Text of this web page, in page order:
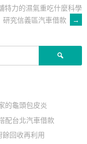
特力的濕氣重吃什麼科學
研究信義區汽車借款
→
的龜頭包皮炎
配台北汽車借款
回收再利用